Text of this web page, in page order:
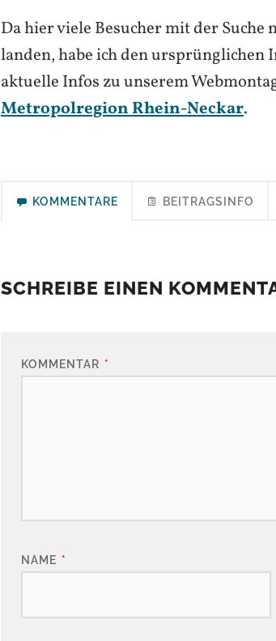
Da hier viele Besucher mit der
landen, habe ich den ursprünglichen
aktuelle Infos zu unserem
Metropolregion Rhein-Neckar.
KOMMENTARE BEITRAGSINFO
SCHREIBE EINEN
KOMMENTAR *
NAME *